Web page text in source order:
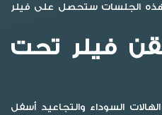
هذه الجلسات ستحصل على فيلر
فيلر تحت
السوداء والتجاعيد أسفل